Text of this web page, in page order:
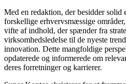
Med en redaktion, der besidder solid
forskellige erhvervsmæssige
vifte af indhold, der spænder fra
virksomhedsledelse til de nyeste
innovation. Dette mangfoldige
opdaterede og informerede om
deres forretninger og karrierer.